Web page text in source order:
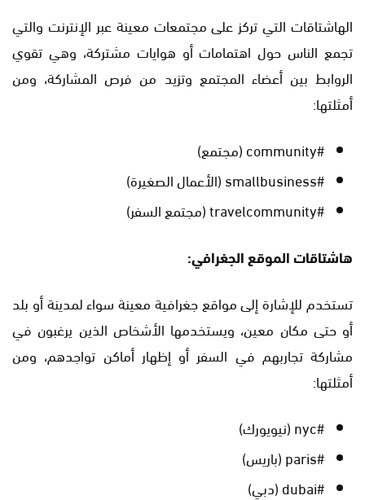
الهاشتاقات التي تركز على مجتمعات معينة عبر الإنترنت والتي
تجمع الناس حول اهتمامات أو هوايات مشتركة، وهي تقوي
الروابط بين أعضاء المجتمع وتزيد من فرص المشاركة، ومن
أمثلتها:
#community (مجتمع)
#smallbusiness (الأعمال الصغيرة)
#travelcommunity (مجتمع السفر)
هاشتاقات الموقع الجغرافي:
تستخدم للإشارة إلى مواقع جغرافية معينة سواء لمدينة أو بلد
أو حتى مكان معين، ويستخدمها الأشخاص الذين يرغبون في
مشاركة تجاربهم في السفر أو إظهار أماكن تواجدهم، ومن
أمثلتها:
#nyc (نيويورك)
#paris (باريس)
#dubai (دبي)